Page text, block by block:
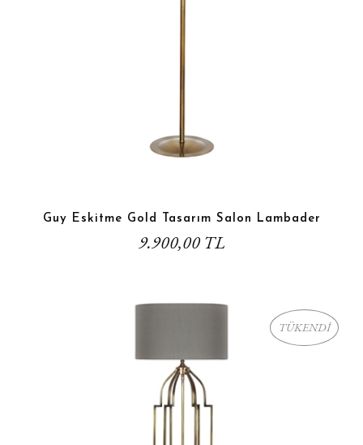
Guy Eskitme Gold Tasarım Salon Lambader
9.900,00 TL
TÜKENDİ